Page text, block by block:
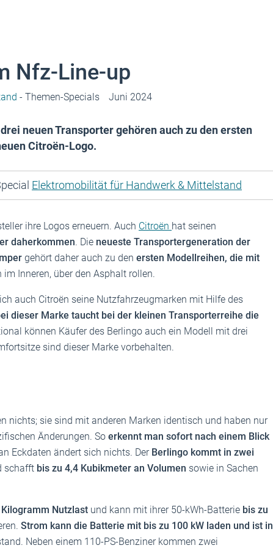
Nfz-Line-up
- Themen-Specials Juni 2024
neuen Transporter gehören auch zu den ersten
Citroën-Logo.
Elektromobilität für Handwerk & Mittelstand
ihre Logos erneuern. Auch Citroën hat seinen
daherkommen. Die neueste Transportergeneration der
gehört daher auch zu den ersten Modellreihen, die mit
im Inneren, über den Asphalt rollen.
auch Citroën seine Nutzfahrzeugmarken mit Hilfe des
dieser Marke taucht bei der kleinen Transporterreihe die
können Käufer des Berlingo auch ein Modell mit drei
sind dieser Marke vorbehalten.
nichts; sie sind mit anderen Marken identisch und haben nur
Änderungen. So erkennt man sofort nach einem Blick
Eckdaten ändert sich nichts. Der Berlingo kommt in zwei
schafft bis zu 4,4 Kubikmeter an Volumen sowie in Sachen
Nutzlast und kann mit ihrer 50-kWh-Batterie bis zu
Strom kann die Batterie mit bis zu 100 kW laden und ist in
Neben einem 110-PS-Benziner kommen zwei